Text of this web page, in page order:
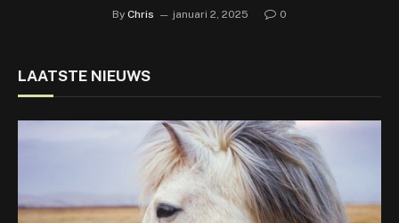
By Chris januari 2, 2025 0
LAATSTE NIEUWS